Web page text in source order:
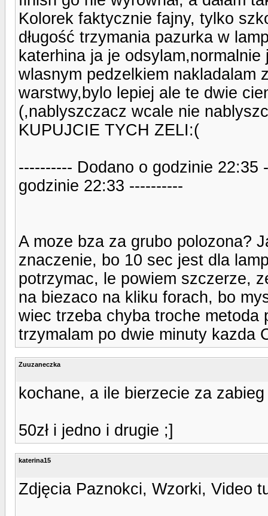
Kolorek faktycznie fajny, tylko
długość trzymania pazurka w
katerhina ja je
wlasnym pedzelkiem nakladalam
warstwy,bylo lepiej ale te dwie
(,nablyszczacz wcale nie
KUPUJCIE TYCH ZELI:(
---------- Dodano o godzinie 22:35
godzinie 22:33 ----------
A moze bza za grubo polozona?
znaczenie, bo 10 sec jest dla
potrzymac, le powiem szczerze,
na biezaco na kliku forach, bo
wiec trzeba chyba troche metoda
trzymalam po dwie minuty kazda
Zuuzaneczka
kochane, a ile bierzecie za
50zł i jedno i drugie ;]
katerina15
Zdjęcia Paznokci, Wzorki, Video